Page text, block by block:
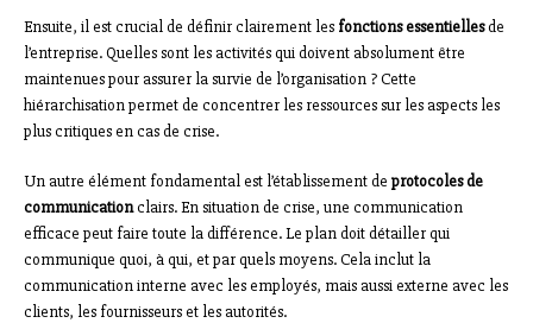
Ensuite, il est crucial de définir clairement les fonctions essentiellesde
l’entreprise. Quelles sont les activités qui doivent absolument être
maintenues pour assurer la survie de l’organisation ? Cette
hiérarchisation permet de concentrer les ressources sur les aspects les
plus critiques en cas de crise.
Un autre élément fondamental est l’établissement de protocoles de
communicationclairs. En situation de crise, une communication
efficace peut faire toute la différence. Le plan doit détailler qui
communique quoi, à qui, et par quels moyens. Cela inclut la
communication interne avec les employés, mais aussi externe avec les
clients, les fournisseurs et les autorités.